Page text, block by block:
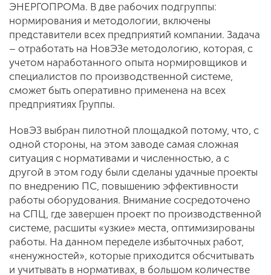
ЭНЕРГОПРОМа. В две рабочих подгруппы:
нормирования и методологии, включены
представители всех предприятий компании. Задача
– отработать на НовЭЗе методологию, которая, с
учетом наработанного опыта нормировщиков и
специалистов по производственной системе,
сможет быть оперативно применена на всех
предприятиях Группы.
НовЭЗ выбран пилотной площадкой потому, что, с
одной стороны, на этом заводе самая сложная
ситуация с нормативами и численностью, а с
другой в этом году были сделаны удачные проекты
по внедрению ПС, повышению эффективности
работы оборудования. Внимание сосредоточено
на СПЦ, где завершен проект по производственной
системе, расшиты «узкие» места, оптимизированы
работы. На данном переделе избыточных работ,
«ненужностей», которые приходится обсчитывать
и учитывать в нормативах, в большом количестве